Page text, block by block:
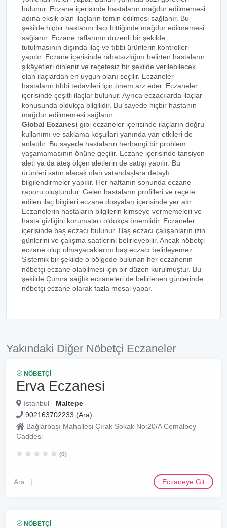
bulunur. Eczane içerisinde hastaların mağdur edilmemesi
adına eksik olan ilaçların temin edilmesi sağlanır. Bu
şekilde hiçbir hastanın ilacı bittiğinde mağdur edilmemesi
sağlanır. Eczane raflarının düzenli bir şekilde
tutulmasının dışında ilaç ve tıbbi ürünlerin kontrolleri
yapılır. Eczane içerisinde rahatsızlığını belirten hastaların
şikâyetleri dinlenir ve reçetesiz bir şekilde verilebilecek
olan ilaçlardan en uygun olanı seçilir. Eczaneler
hastaların tıbbi tedavileri için önem arz eder. Eczaneler
içerisinde çeşitli ilaçlar bulunur. Ayrıca eczacılarda ilaçlar
konusunda oldukça bilgilidir. Bu sayede hiçbir hastanın
mağdur edilmemesi sağlanır.
Global Eczanesi gibi eczaneler içerisinde ilaçların doğru
kullanımı ve saklama koşulları yanında yan etkileri de
anlatılır. Bu sayede hastaların herhangi bir problem
yaşamamasının önüne geçilir. Eczane içerisinde tansiyon
aleti ya da ateş ölçen aletlerin de satışı yapılır. Bu
ürünleri satın alacak olan vatandaşlara detaylı
bilgilendirmeler yapılır. Her haftanın sonunda eczane
raporu oluşturulur. Gelen hastaların profilleri ve reçete
edilen ilaç bilgileri eczane dosyaları içerisinde yer alır.
Eczanelerin hastaların bilgilerin kimseye vermemeleri ve
hasta gizliğini korumaları oldukça önemlidir. Eczaneler
içerisinde baş eczacı bulunur. Baş eczacı çalışanların izin
günlerini ve çalışma saatlerini belirleyebilir. Ancak nöbetçi
eczane olup olmayacaklarını baş eczacı belirleyemez.
Sistemik bir şekilde o bölgede bulunan her eczanenin
nöbetçi eczane olabilmesi için bir düzen kurulmuştur. Bu
şekilde Çumra sağlık eczaneleri de belirlenen günlerinde
nöbetçi eczane olarak fazla mesai yapar.
Yakındaki Diğer Nöbetçi Eczaneler
NÖBETÇI
Erva Eczanesi
İstanbul - Maltepe
902163702233 (Ara)
Bağlarbaşı Mahallesi Çırak Sokak No:20/A Cemalbey
Caddesi
(0)
Ara Eczaneye Git
NÖBETÇI